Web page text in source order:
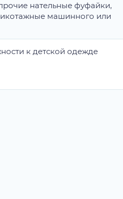
нательные фуфайки,
машинного или
к детской одежде